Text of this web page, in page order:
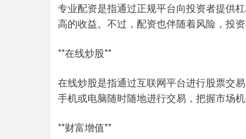
专业配资是指通过正规平台向投资者提供
高的收益。不过，配资也伴随着风险，投
**在线炒股**
在线炒股是指通过互联网平台进行股票交
手机或电脑随时随地进行交易，把握市场机
**财富增值**